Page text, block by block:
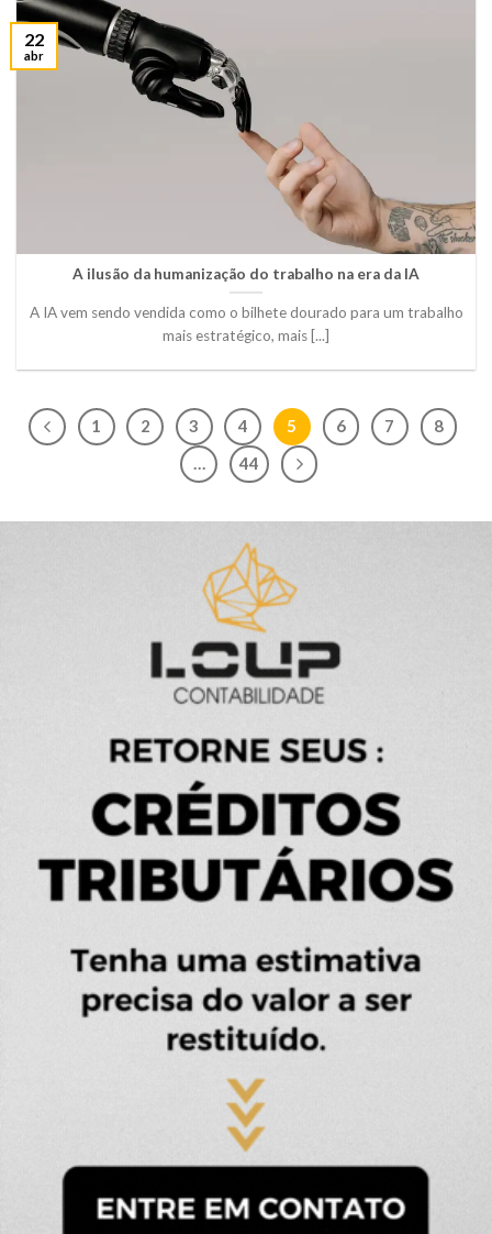
A ilusão da humanização do trabalho na era da IA
A IA vem sendo vendida como o bilhete dourado para um trabalho
mais estratégico, mais [...]
22
abr
1 2 3 4 5 6 7
8
…
44